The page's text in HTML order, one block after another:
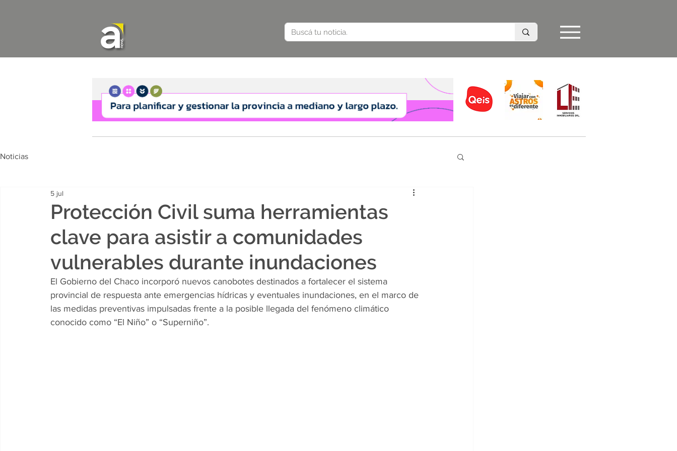
Noticias
Protección Civil suma herramientas
clave para asistir a comunidades
vulnerables durante inundaciones
5 jul
El Gobierno del Chaco incorporó nuevos canobotes destinados a fortalecer el sistema
provincial de respuesta ante emergencias hídricas y eventuales inundaciones, en el marco de
las medidas preventivas impulsadas frente a la posible llegada del fenómeno climático
conocido como “El Niño” o “Superniño”.